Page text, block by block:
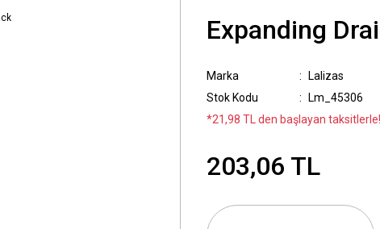
Expanding
Marka
Lalizas
Stok Kodu
Lm_45306
*21,98 TL den başlayan
203,06 TL